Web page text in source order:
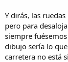
Y dirás, las
pero para
siempre
dibujo sería lo
carretera no está